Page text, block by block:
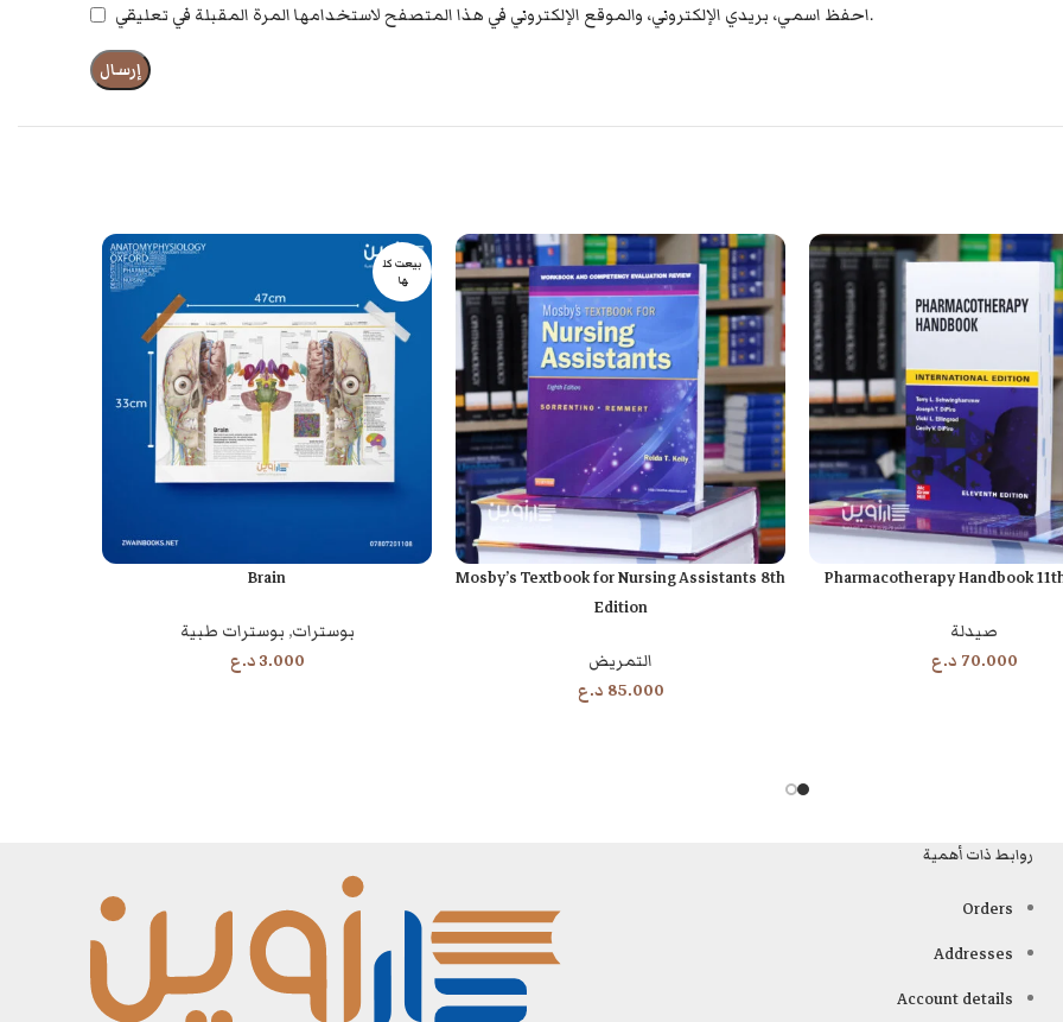
احفظ اسمي، بريدي الإلكتروني، والموقع الإلكتروني في هذا المتصفح لاستخدامها المرة المقبلة في تعليقي.
Pharmacotherapy Handbook
صيدلة
70.000 د.ع
إضافة إلى السلة
Mosby’s Textbook for Nursing Assistants 8th
Edition
التمريض
85.000 د.ع
بيعت كل
ها
Brain
بوسترات, بوسترات طبية
3.000د.ع
روابط ذات أهمية
Orders
Addresses
Account details